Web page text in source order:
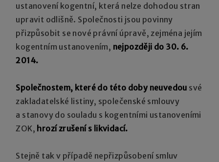
ustanovení kogentní, která nelze dohodou stran
upravit odlišně. Společnosti jsou povinny
přizpůsobit se nové právní úpravě, zejména jejím
kogentním ustanovením, nejpozději do 30. 6.
2014.
Společnostem, které do této doby neuvedou své
zakladatelské listiny, společenské smlouvy
a stanovy do souladu s kogentními ustanoveními
ZOK, hrozí zrušení s likvidací.
Stejně tak v případě nepřizpůsobení smluv